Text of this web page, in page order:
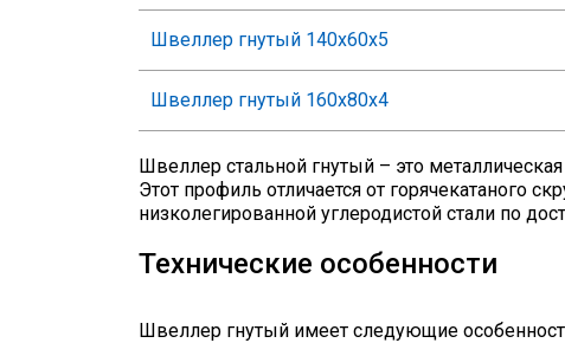
Швеллер гнутый 140х60х5
Швеллер гнутый 160х80х4
Швеллер стальной гнутый – это
Этот профиль отличается от горячекатаного
низколегированной углеродистой стали по
Технические особенности
Швеллер гнутый имеет следующие